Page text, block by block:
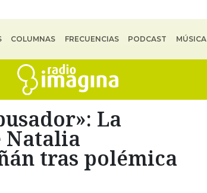
COLUMNAS FRECUENCIAS PODCAST MÚSICA
La
Natalia
tras polémica